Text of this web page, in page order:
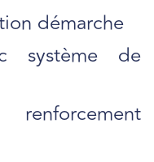
démarche
système de